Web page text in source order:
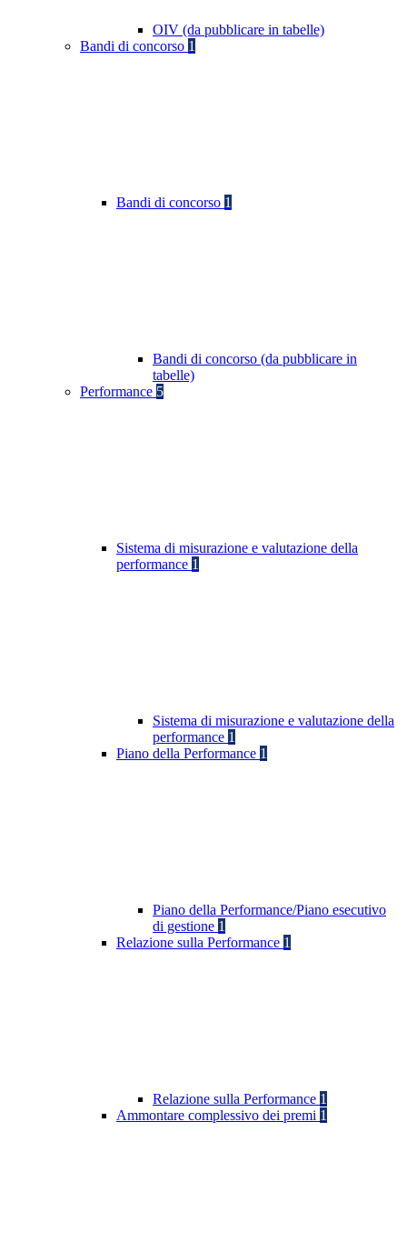
OIV (da pubblicare in tabelle)
Bandi di concorso 1
Bandi di concorso 1
Bandi di concorso (da pubblicare in
tabelle)
Performance 5
Sistema di misurazione e valutazione della
performance 1
Sistema di misurazione e valutazione della
performance 1
Piano della Performance 1
Piano della Performance/Piano esecutivo
di gestione 1
Relazione sulla Performance 1
Relazione sulla Performance 1
Ammontare complessivo dei premi 1